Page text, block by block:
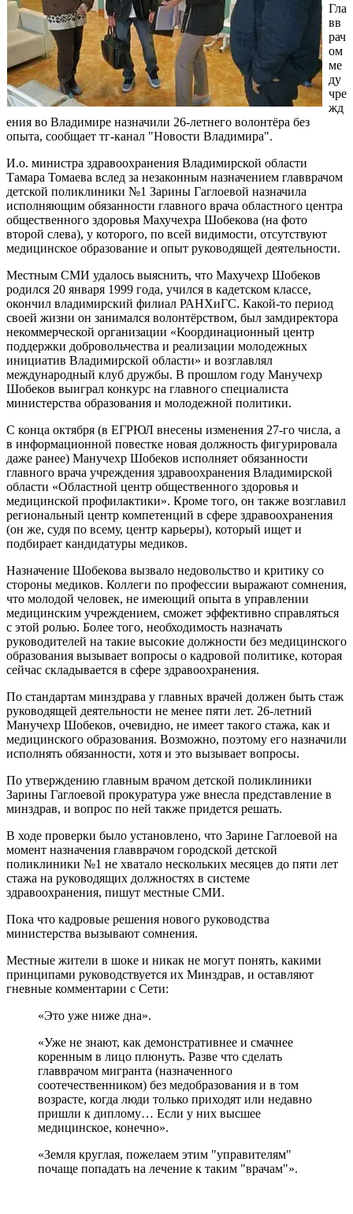
Гла
вв
рач
ом
ме
ду
чре
жд
ения во Владимире назначили 26-летнего волонтёра без
опыта, сообщает тг-канал "Новости Владимира".
И.о. министра здравоохранения Владимирской области
Тамара Томаева вслед за незаконным назначением главврачом
детской поликлиники №1 Зарины Гаглоевой назначила
исполняющим обязанности главного врача областного центра
общественного здоровья Махучехра Шобекова (на фото
второй слева), у которого, по всей видимости, отсутствуют
медицинское образование и опыт руководящей деятельности.
Местным СМИ удалось выяснить, что Махучехр Шобеков
родился 20 января 1999 года, учился в кадетском классе,
окончил владимирский филиал РАНХиГС. Какой-то период
своей жизни он занимался волонтёрством, был замдиректора
некоммерческой организации «Координационный центр
поддержки добровольчества и реализации молодежных
инициатив Владимирской области» и возглавлял
международный клуб дружбы. В прошлом году Манучехр
Шобеков выиграл конкурс на главного специалиста
министерства образования и молодежной политики.
С конца октября (в ЕГРЮЛ внесены изменения 27-го числа, а
в информационной повестке новая должность фигурировала
даже ранее) Манучехр Шобеков исполняет обязанности
главного врача учреждения здравоохранения Владимирской
области «Областной центр общественного здоровья и
медицинской профилактики». Кроме того, он также возглавил
региональный центр компетенций в сфере здравоохранения
(он же, судя по всему, центр карьеры), который ищет и
подбирает кандидатуры медиков.
Назначение Шобекова вызвало недовольство и критику со
стороны медиков. Коллеги по профессии выражают сомнения,
что молодой человек, не имеющий опыта в управлении
медицинским учреждением, сможет эффективно справляться
с этой ролью. Более того, необходимость назначать
руководителей на такие высокие должности без медицинского
образования вызывает вопросы о кадровой политике, которая
сейчас складывается в сфере здравоохранения.
По стандартам минздрава у главных врачей должен быть стаж
руководящей деятельности не менее пяти лет. 26-летний
Манучехр Шобеков, очевидно, не имеет такого стажа, как и
медицинского образования. Возможно, поэтому его назначили
исполнять обязанности, хотя и это вызывает вопросы.
По утверждению главным врачом детской поликлиники
Зарины Гаглоевой прокуратура уже внесла представление в
минздрав, и вопрос по ней также придется решать.
В ходе проверки было установлено, что Зарине Гаглоевой на
момент назначения главврачом городской детской
поликлиники №1 не хватало нескольких месяцев до пяти лет
стажа на руководящих должностях в системе
здравоохранения, пишут местные СМИ.
Пока что кадровые решения нового руководства
министерства вызывают сомнения.
Местные жители в шоке и никак не могут понять, какими
принципами руководствуется их Минздрав, и оставляют
гневные комментарии с Сети:
«Это уже ниже дна».
«Уже не знают, как демонстративнее и смачнее
коренным в лицо плюнуть. Разве что сделать
главврачом мигранта (назначенного
соотечественником) без медобразования и в том
возрасте, когда люди только приходят или недавно
пришли к диплому… Если у них высшее
медицинское, конечно».
«Земля круглая, пожелаем этим "управителям"
почаще попадать на лечение к таким "врачам"».